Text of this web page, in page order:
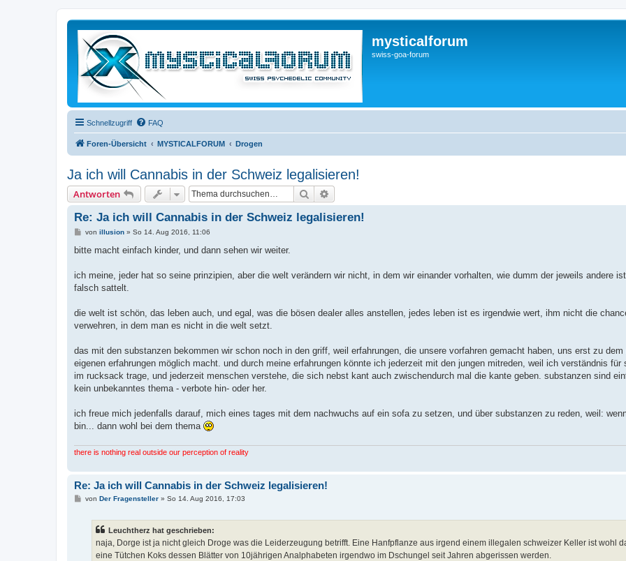
mysticalforum
swiss-goa-forum
Schnellzugriff FAQ
Foren-Übersicht MYSTICALFORUM Drogen
Ja ich will Cannabis in der Schweiz legalisieren!
Antworten Suche
Re: Ja ich will Cannabis in der Schweiz legalisieren!
B
i
a
von illusion» So 14. Aug 2016, 11:06
bitte macht einfach kinder, und dann sehen wir weiter.
ich meine, jeder hat so seine prinzipien, aber die welt verändern wir nicht, in dem wir einander vorhalten, wie dumm der jeweils andere
falsch sattelt.
die welt ist schön, das leben auch, und egal, was die bösen dealer alles anstellen, jedes leben ist es irgendwie wert, ihm nicht die
verwehren, in dem man es nicht in die welt setzt.
das mit den substanzen bekommen wir schon noch in den griff, weil erfahrungen, die unsere vorfahren gemacht haben, uns erst zu
eigenen erfahrungen möglich macht. und durch meine erfahrungen könnte ich jederzeit mit den jungen mitreden, weil ich verständnis für
im rucksack trage, und jederzeit menschen verstehe, die sich nebst kant auch zwischendurch mal die kante geben. substanzen sind
kein unbekanntes thema - verbote hin- oder her.
ich freue mich jedenfalls darauf, mich eines tages mit dem nachwuchs auf ein sofa zu setzen, und über substanzen zu reden, weil:
bin... dann wohl bei dem thema
there is nothing real outside our perception of reality
Re: Ja ich will Cannabis in der Schweiz legalisieren!
Bvon Der Fragensteller» So 14. Aug 2016, 17:03
Leuchtherz hat geschrieben:
naja, Dorge ist ja nicht gleich Droge was die Leiderzeugung betrifft. Eine Hanfpflanze aus irgend einem illegalen schweizer Keller ist wohl
eine Tütchen Koks dessen Blätter von 10jährigen Analphabeten irgendwo im Dschungel seit Jahren abgerissen werden.